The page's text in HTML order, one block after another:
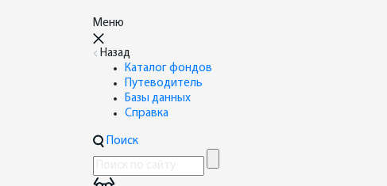
Меню
Назад
Каталог фондов
Путеводитель
Базы данных
Справка
Поиск